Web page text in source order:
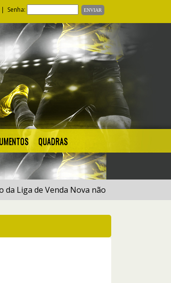
| Senha:
QUADRAS
de Venda Nova não fique de Fora e